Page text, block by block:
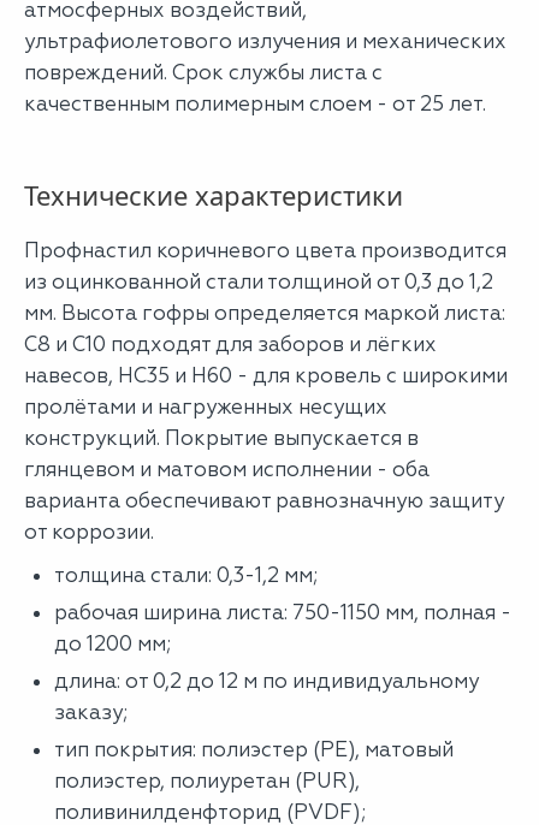
атмосферных воздействий,
ультрафиолетового излучения и механических
повреждений. Срок службы листа с
качественным полимерным слоем - от 25 лет.
Технические характеристики
Профнастил коричневого цвета производится
из оцинкованной стали толщиной от 0,3 до 1,2
мм. Высота гофры определяется маркой листа:
С8 и С10 подходят для заборов и лёгких
навесов, НС35 и Н60 - для кровель с широкими
пролётами и нагруженных несущих
конструкций. Покрытие выпускается в
глянцевом и матовом исполнении - оба
варианта обеспечивают равнозначную защиту
от коррозии.
толщина стали: 0,3-1,2 мм;
рабочая ширина листа: 750-1150 мм, полная -
до 1200 мм;
длина: от 0,2 до 12 м по индивидуальному
заказу;
тип покрытия: полиэстер (PE), матовый
полиэстер, полиуретан (PUR),
поливинилденфторид (PVDF);